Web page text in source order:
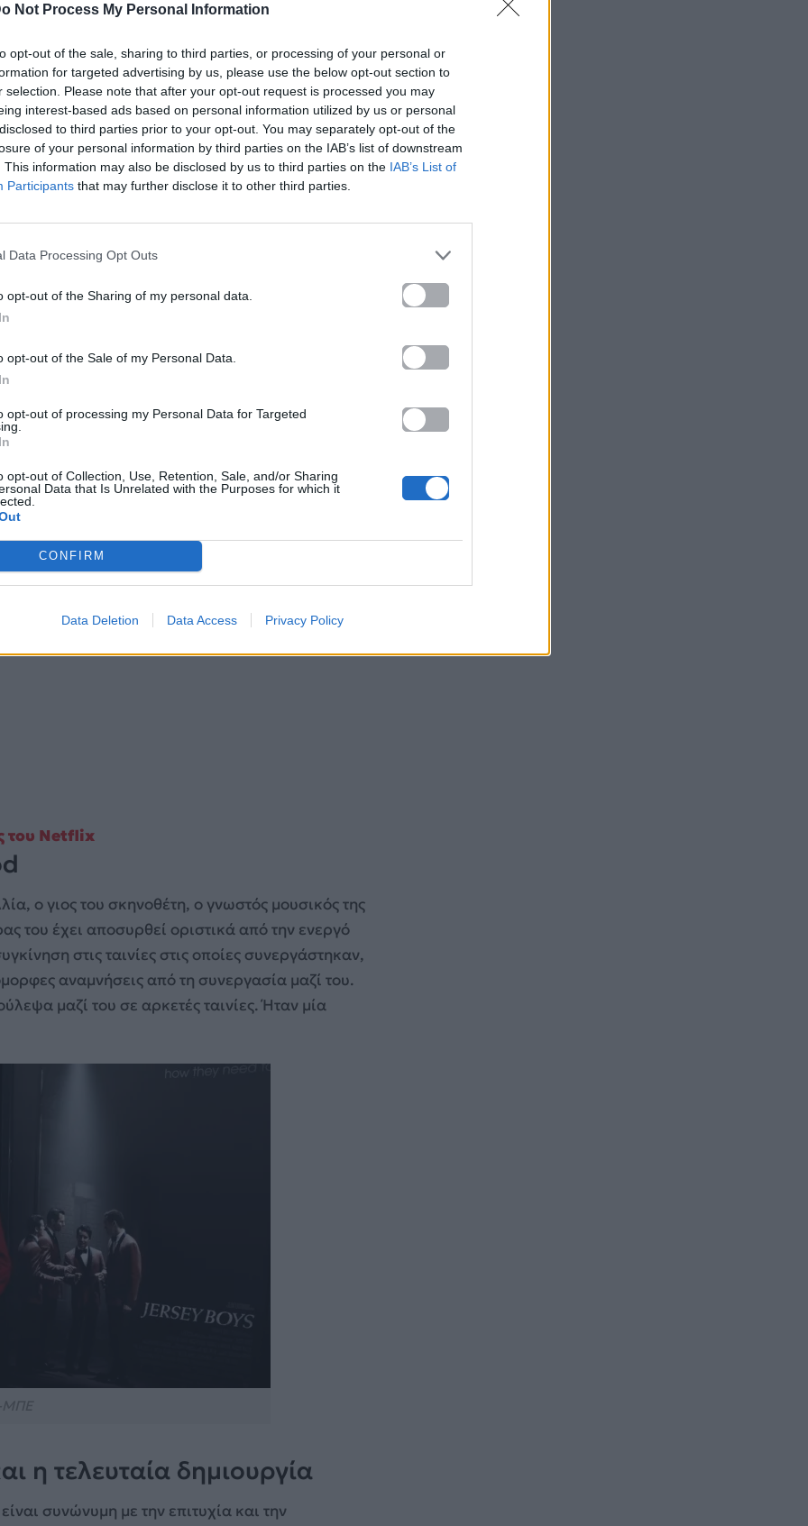
Not Process My Personal Information
opt-out of the sale, sharing to third parties, or processing of your personal or
for targeted advertising by us, please use the below opt-out section to
selection. Please note that after your opt-out request is processed you may
interest-based ads based on personal information utilized by us or personal
to third parties prior to your opt-out. You may separately opt-out of the
of your personal information by third parties on the IAB’s list of downstream
This information may also be disclosed by us to third parties on the IAB’s List of
Participants that may further disclose it to other third parties.
Data Processing Opt Outs
opt-out of the Sharing of my personal data.
opt-out of the Sale of my Personal Data.
opt-out of processing my Personal Data for Targeted
opt-out of Collection, Use, Retention, Sale, and/or Sharing
Data that Is Unrelated with the Purposes for which it
CONFIRM
Data Deletion Data Access Privacy Policy
πλέον ολοκληρώσει την κινηματογραφική
δηλώσεις του γιου του,Kyle Eastwood, οι οποίες
σηματοδότητας πιθανότατα το τέλος μιας
του Netflix
ο γιος του σκηνοθέτη, ο γνωστός μουσικός της
του έχει αποσυρθεί οριστικά από την ενεργό
στις ταινίες στις οποίες συνεργάστηκαν,
αναμνήσεις από τη συνεργασία μαζί του.
μαζί του σε αρκετές ταινίες. Ήταν μία
η τελευταία δημιουργία
συνώνυμη με την επιτυχία και την